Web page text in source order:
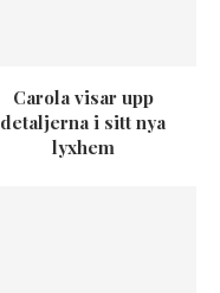
Carola visar upp
detaljerna i sitt nya
lyxhem